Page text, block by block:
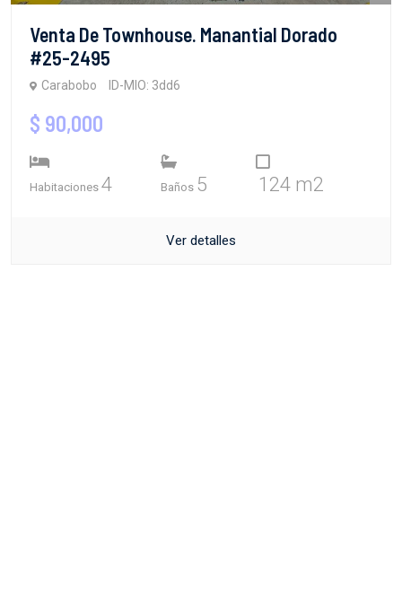
Venta De Townhouse. Manantial Dorado
#25-2495
Carabobo ID-MIO: 3dd6
$ 90,000
Habitaciones 4 Baños 5 124 m2
Ver detalles